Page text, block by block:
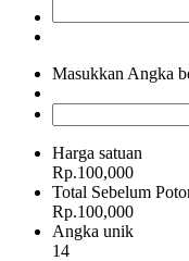
Masukkan Angka
Harga satuan
Rp.100,000
Total Sebelum
Rp.100,000
Angka unik
14